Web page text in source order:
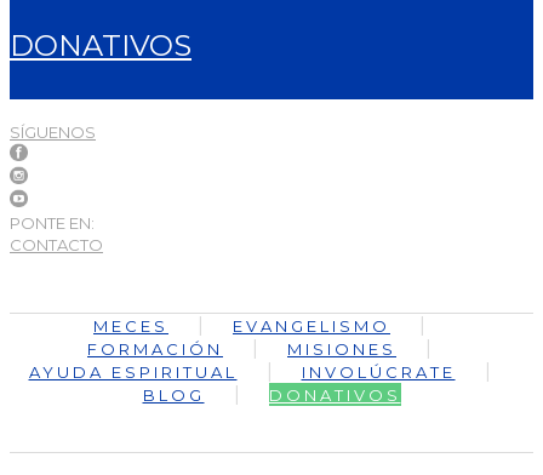
DONATIVOS
SÍGUENOS
PONTE EN:
CONTACTO
MECES
EVANGELISMO
FORMACIÓN
MISIONES
AYUDA ESPIRITUAL
INVOLÚCRATE
BLOG
DONATIVOS